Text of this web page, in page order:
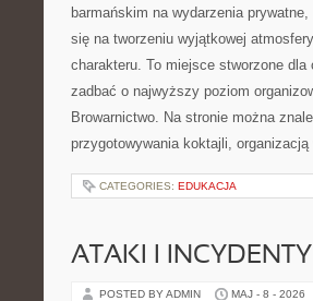
barmańskim na wydarzenia
się na tworzeniu wyjątkowej
charakteru. To miejsce stworzone
zadbać o najwyższy poziom
Browarnictwo. Na stronie można
przygotowywania koktajli,
CATEGORIES: EDUKACJA
ATAKI I INCYDENTY
POSTED BY ADMIN MAJ - 8 - 2026